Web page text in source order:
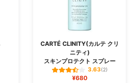
CARTÉ CLINITY(カルテ クリ
ニティ)
スキンプロテクト スプレー
3.63(2)
¥680